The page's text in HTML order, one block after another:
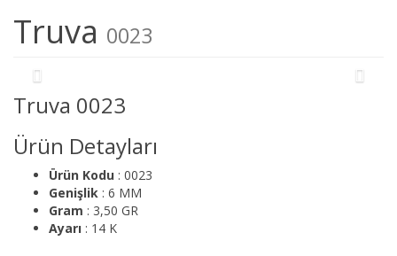
Truva 0023
Truva 0023
Ürün Detayları
Ürün Kodu : 0023
Genişlik : 6 MM
Gram : 3,50 GR
Ayarı : 14 K